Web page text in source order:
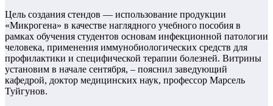
Цель создания стендов — использование продукции
«Микрогена» в качестве наглядного учебного пособия в
рамках обучения студентов основам инфекционной патологии
человека, применения иммунобиологических средств для
профилактики и специфической терапии болезней. Витрины
установим в начале сентября, – пояснил заведующий
кафедрой, доктор медицинских наук, профессор Марсель
Туйгунов.